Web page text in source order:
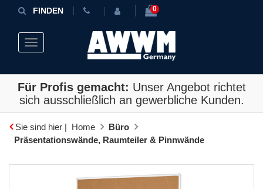
FINDEN 0
Toggle navigation
Für Profis gemacht: Unser Angebot richtet
sich ausschließlich an gewerbliche Kunden.
Sie sind hier | Home
Büro
Präsentationswände, Raumteiler & Pinnwände